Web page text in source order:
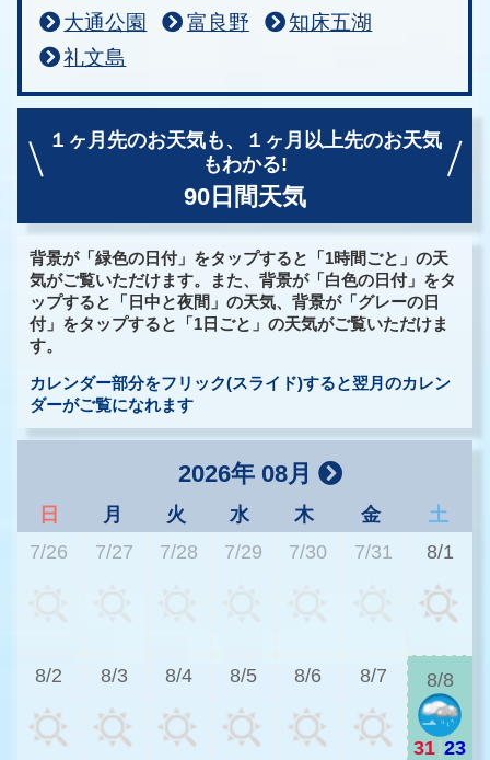
大通公園
富良野
知床五湖
礼文島
１ヶ月先のお天気も、
１ヶ月以上先のお天気
もわかる!
90日間天気
背景が「緑色の日付」をタップすると「1時間ごと」の天
気がご覧いただけます。また、背景が「白色の日付」をタ
ップすると「日中と夜間」の天気、背景が「グレーの日
付」をタップすると「1日ごと」の天気がご覧いただけま
す。
カレンダー部分をフリック(スライド)すると翌月のカレン
ダーがご覧になれます
2026年 08月
日 月 火 水 木 金
土
7/26
7/27 7/28 7/29 7/30 7/31 8/1
8/2 8/3 8/4 8/5 8/6 8/7 8/8
31 23